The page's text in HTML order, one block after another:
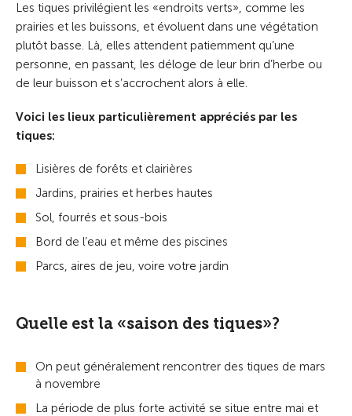
Les tiques privilégient les «endroits verts», comme les
prairies et les buissons, et évoluent dans une végétation
plutôt basse. Là, elles attendent patiemment qu’une
personne, en passant, les déloge de leur brin d’herbe ou
de leur buisson et s’accrochent alors à elle.
Voici les lieux particulièrement appréciés par les
tiques:
Lisières de forêts et clairières
Jardins, prairies et herbes hautes
Sol, fourrés et sous-bois
Bord de l’eau et même des piscines
Parcs, aires de jeu, voire votre jardin
Quelle est la «saison des tiques»?
On peut généralement rencontrer des tiques de mars
à novembre
La période de plus forte activité se situe entre mai et